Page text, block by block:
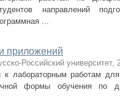
направлений
...
приложений
Российский университет,
лабораторным работам
формы обучения по